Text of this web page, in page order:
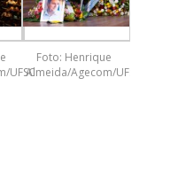
UFSC
Foto: Henrique
Almeida/Agecom/UFSC